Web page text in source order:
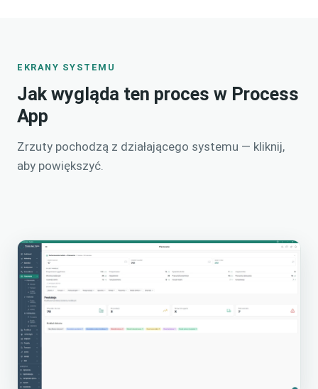
EKRANY SYSTEMU
Jak wygląda ten proces w Process
App
Zrzuty pochodzą z działającego systemu — kliknij,
aby powiększyć.